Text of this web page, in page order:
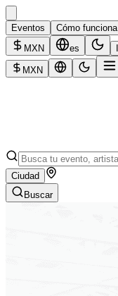
Eventos Cómo funciona
MXN
es
MXN
Ciudad
Buscar